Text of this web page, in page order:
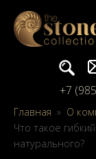
+7
Главная » О
Что такое
натурального?